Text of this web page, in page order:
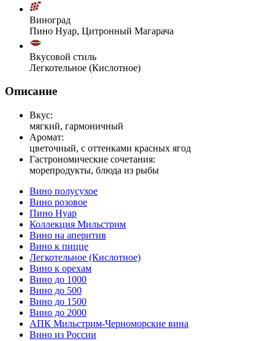
Виноград
Пино Нуар, Цитронный Магарача
Вкусовой стиль
Легкотельное (Кислотное)
Описание
Вкус:
мягкий, гармоничный
Аромат:
цветочный, с оттенками красных ягод
Гастрономические сочетания:
морепродукты, блюда из рыбы
Вино полусухое
Вино розовое
Пино Нуар
Коллекция Мильстрим
Вино на аперитив
Вино к пицце
Легкотельное (Кислотное)
Вино к орехам
Вино до 1000
Вино до 500
Вино до 1500
Вино до 2000
АПК Мильстрим-Черноморские вина
Вино из России